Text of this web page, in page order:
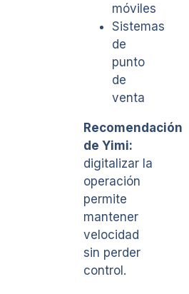
móviles
Sistemas
de
punto
de
venta
Recomendación
de Yimi:
digitalizar la
operación
permite
mantener
velocidad
sin perder
control.